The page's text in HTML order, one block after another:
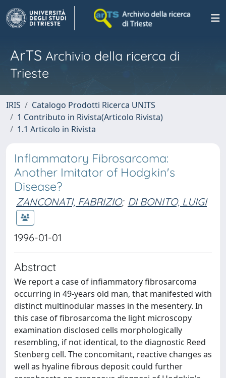
ArTS Archivio della ricerca di
Trieste
IRIS
Catalogo Prodotti Ricerca UNITS
1 Contributo in Rivista(Articolo Rivista)
1.1 Articolo in Rivista
Inflammatory Fibrosarcoma:
Another Imitator of Hodgkin's
Disease?
ZANCONATI, FABRIZIO; DI BONITO, LUIGI
1996-01-01
Abstract
We report a case of infiammatory fibrosarcoma
occurring in 49-years old man, that manifested with
distinct multinodular masses in the mesentery. In
this case of fibrosarcoma the light microscopy
examination disclosed cells morphologically
resembling, if not identical, to the diagnostic Reed
Stenberg cell. The concomitant, reactive changes as
well as hyaline fibrous deposit could further